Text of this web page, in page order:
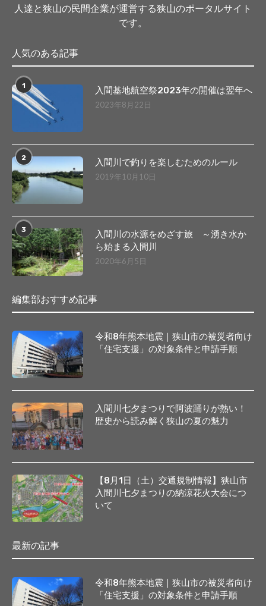
人達と狭山の民間企業が運営する狭山のポータルサイト
です。
人気のある記事
1 入間基地航空祭2023年の開催は翌年へ
2023年8月22日
2 入間川で釣りを楽しむためのルール
2019年10月10日
3
入間川の水源をめざす旅 ～湧き水か
ら始まる入間川
2020年6月5日
編集部おすすめ記事
令和8年熊本地震｜狭山市の被災者向け
「住宅支援」の対象条件と申請手順
入間川七夕まつりで阿波踊りが熱い！
歴史から読み解く狭山の夏の魅力
【8月1日（土）交通規制情報】狭山市
入間川七夕まつりの納涼花火大会につ
いて
最新の記事
令和8年熊本地震｜狭山市の被災者向け
「住宅支援」の対象条件と申請手順